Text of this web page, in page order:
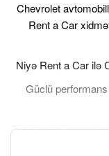
Chevrolet
Rent a Car
Niyə Rent a Car ilə
Güclü
Təhlükəsizlik və